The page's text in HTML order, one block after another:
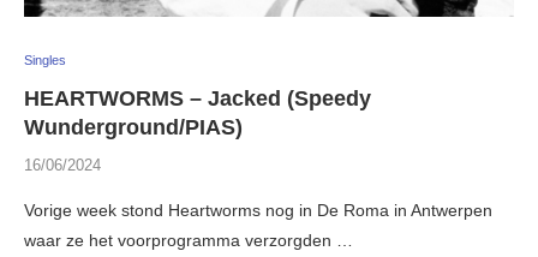
Singles
HEARTWORMS – Jacked (Speedy
Wunderground/PIAS)
16/06/2024
Vorige week stond Heartworms nog in De Roma in Antwerpen
waar ze het voorprogramma verzorgden …